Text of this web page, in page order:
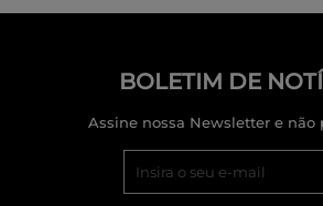
BOLETIM DE
Assine nossa Newsletter e não